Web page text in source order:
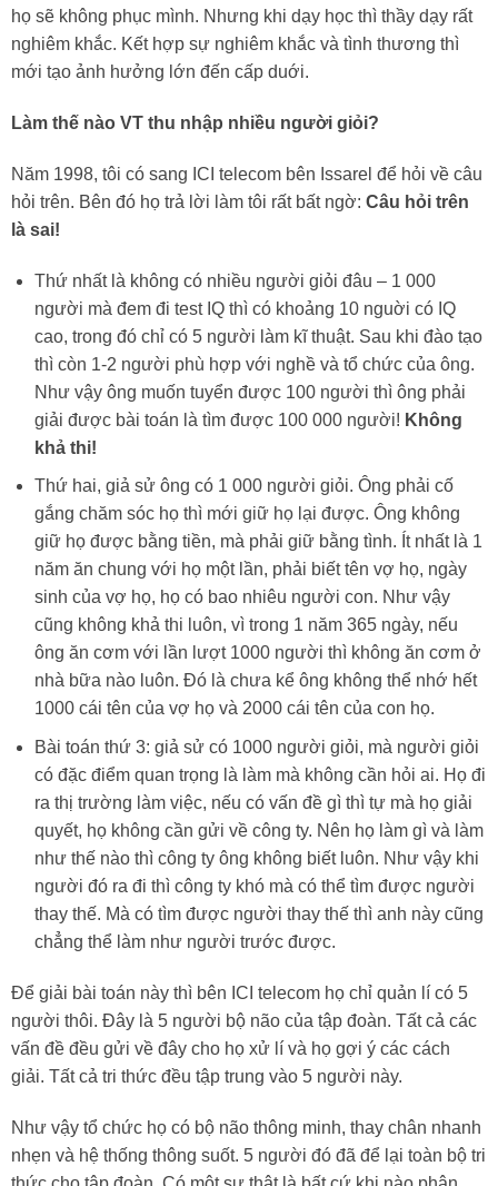
họ sẽ không phục mình. Nhưng khi dạy học thì thầy dạy rất
nghiêm khắc. Kết hợp sự nghiêm khắc và tình thương thì
mới tạo ảnh hưởng lớn đến cấp duới.
Làm thế nào VT thu nhập nhiều người giỏi?
Năm 1998, tôi có sang ICI telecom bên Issarel để hỏi về câu
hỏi trên. Bên đó họ trả lời làm tôi rất bất ngờ: Câu hỏi trên
là sai!
Thứ nhất là không có nhiều người giỏi đâu – 1 000
người mà đem đi test IQ thì có khoảng 10 nguời có IQ
cao, trong đó chỉ có 5 người làm kĩ thuật. Sau khi đào tạo
thì còn 1-2 người phù hợp với nghề và tổ chức của ông.
Như vậy ông muốn tuyển được 100 người thì ông phải
giải được bài toán là tìm được 100 000 người! Không
khả thi!
Thứ hai, giả sử ông có 1 000 người giỏi. Ông phải cố
gắng chăm sóc họ thì mới giữ họ lại được. Ông không
giữ họ được bằng tiền, mà phải giữ bằng tình. Ít nhất là 1
năm ăn chung với họ một lần, phải biết tên vợ họ, ngày
sinh của vợ họ, họ có bao nhiêu người con. Như vậy
cũng không khả thi luôn, vì trong 1 năm 365 ngày, nếu
ông ăn cơm với lần lượt 1000 người thì không ăn cơm ở
nhà bữa nào luôn. Đó là chưa kể ông không thể nhớ hết
1000 cái tên của vợ họ và 2000 cái tên của con họ.
Bài toán thứ 3: giả sử có 1000 người giỏi, mà người giỏi
có đặc điểm quan trọng là làm mà không cần hỏi ai. Họ đi
ra thị trường làm việc, nếu có vấn đề gì thì tự mà họ giải
quyết, họ không cần gửi về công ty. Nên họ làm gì và làm
như thế nào thì công ty ông không biết luôn. Như vậy khi
người đó ra đi thì công ty khó mà có thể tìm được người
thay thế. Mà có tìm được người thay thế thì anh này cũng
chẳng thể làm như người trước được.
Để giải bài toán này thì bên ICI telecom họ chỉ quản lí có 5
người thôi. Đây là 5 người bộ não của tập đoàn. Tất cả các
vấn đề đều gửi về đây cho họ xử lí và họ gợi ý các cách
giải. Tất cả tri thức đều tập trung vào 5 người này.
Như vậy tổ chức họ có bộ não thông minh, thay chân nhanh
nhẹn và hệ thống thông suốt. 5 người đó đã để lại toàn bộ tri